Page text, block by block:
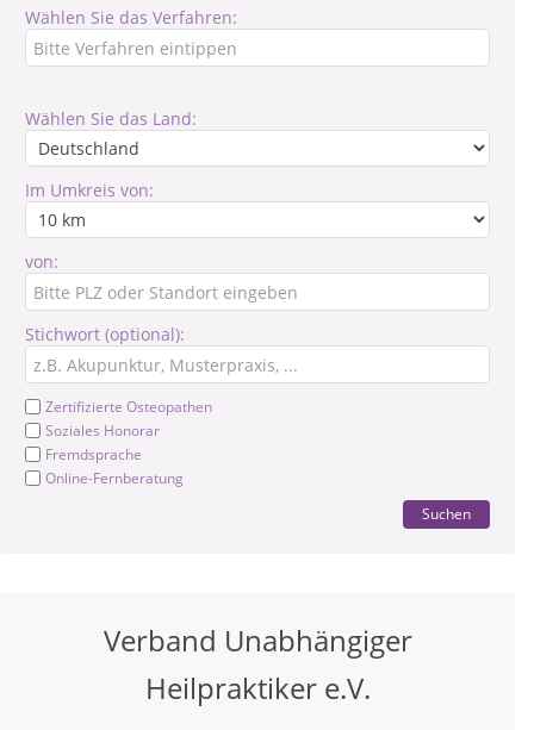
Wählen Sie das Verfahren:
Wählen Sie das Land:
Im Umkreis von:
von:
Stichwort (optional):
Zertifizierte Osteopathen
Soziales Honorar
Fremdsprache
Online-Fernberatung
Suchen
Verband Unabhängiger
Heilpraktiker e.V.